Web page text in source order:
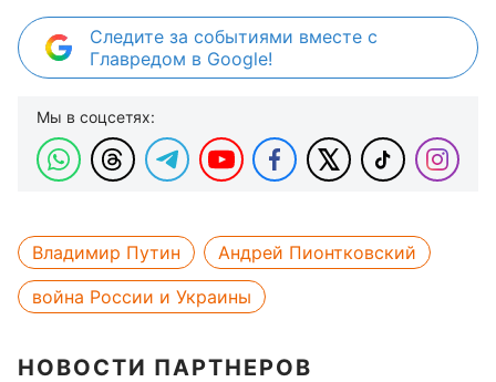
Следите за событиями вместе с
Главредом в Google!
Мы в соцсетях:
Владимир Путин
Андрей Пионтковский
война России и Украины
НОВОСТИ ПАРТНЕРОВ